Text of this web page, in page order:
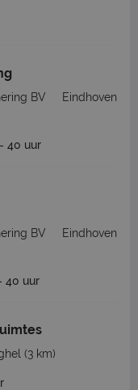
BV
Eindhoven
40 uur
BV
Eindhoven
40 uur
(3 km)